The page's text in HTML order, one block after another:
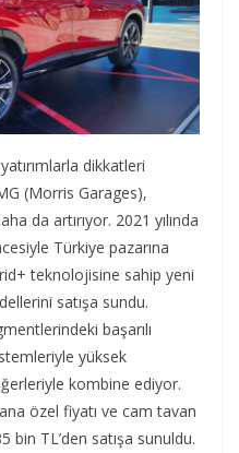
dikkatleri
(Morris Garages),
da artırıyor. 2021 yılında
Türkiye pazarına
teknolojisine sahip yeni
satışa sundu.
başarılı
yüksek
kombine ediyor.
özel fiyatı ve cam tavan
TL’den satışa sunuldu.